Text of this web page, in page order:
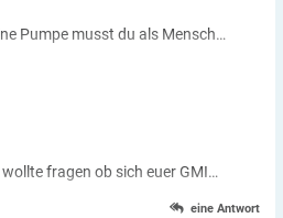
Pumpe musst du als Mensch
also. Du kannst aber die
z.B. In den frühen
Insulin zuführen. Auch bei
kannst du die Basalrate
das morgens oder abends
fragen ob sich euer GMI
eine Antwort